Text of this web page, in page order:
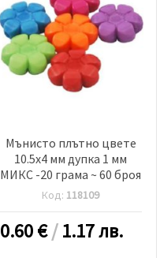
Мънисто плътно цвете
10.5x4 мм дупка 1 мм
МИКС -20 грама ~ 60 броя
Код: 118109
0.60€/1.17 лв.